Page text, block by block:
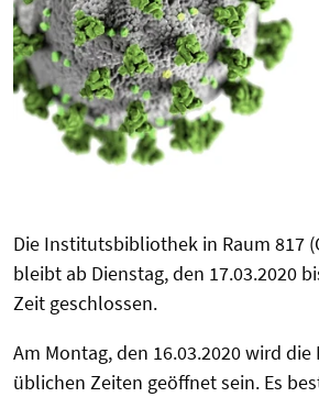
Die Institutsbibliothek in Raum 817
bleibt ab Dienstag, den 17.03.2020
Zeit geschlossen.
Am Montag, den 16.03.2020 wird
üblichen Zeiten geöffnet sein. Es